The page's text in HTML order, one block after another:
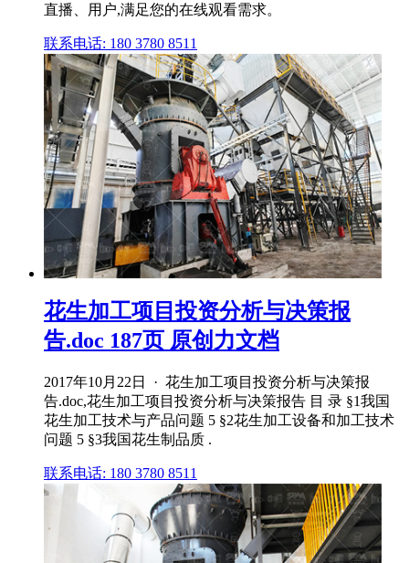
直播、用户,满足您的在线观看需求。
联系电话: 180 3780 8511
花生加工项目投资分析与决策报
告.doc 187页 原创力文档
2017年10月22日 · 花生加工项目投资分析与决策报
告.doc,花生加工项目投资分析与决策报告 目 录 §1我国
花生加工技术与产品问题 5 §2花生加工设备和加工技术
问题 5 §3我国花生制品质 .
联系电话: 180 3780 8511